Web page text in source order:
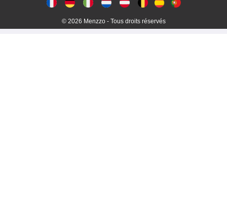
© 2026 Menzzo - Tous droits réservés